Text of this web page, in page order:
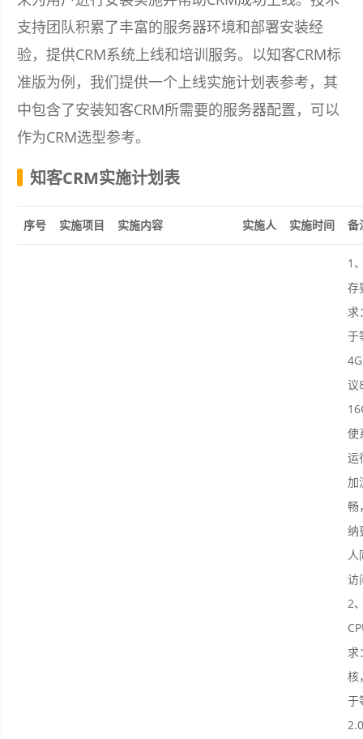
支持团队积累了丰富的服务器环境和部署安装经
验，提供CRM系统上线和培训服务。以知客CRM标
准版为例，我们提供一个上线实施计划表参考，其
中包含了安装知客CRM所需要的服务器配置，可以
作为CRM选型参考。
知客CRM实施计划表
序号 实施项目 实施内容 实施人 实施时间 备
1
存
求
于
议
使
运
加
畅
纳
人
访
2
求
核
于